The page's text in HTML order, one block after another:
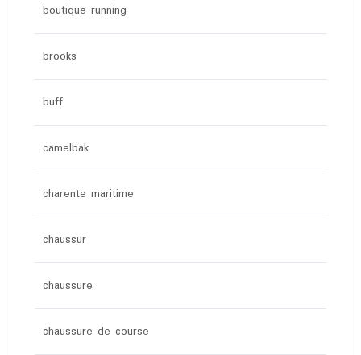
boutique running
brooks
buff
camelbak
charente maritime
chaussur
chaussure
chaussure de course